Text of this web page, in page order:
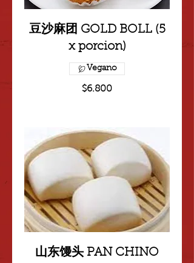
豆沙麻团 GOLD BOLL (5
x porcion)
$6.800
Vegano
山东馒头 PAN CHINO